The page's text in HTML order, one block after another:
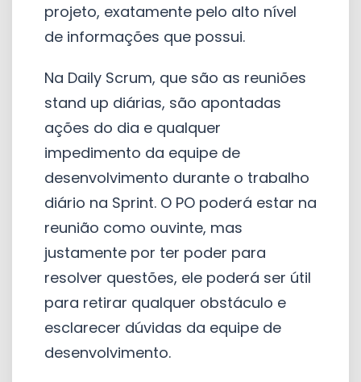
projeto, exatamente pelo alto nível
de informações que possui.
Na Daily Scrum, que são as reuniões
stand up diárias, são apontadas
ações do dia e qualquer
impedimento da equipe de
desenvolvimento durante o trabalho
diário na Sprint. O PO poderá estar na
reunião como ouvinte, mas
justamente por ter poder para
resolver questões, ele poderá ser útil
para retirar qualquer obstáculo e
esclarecer dúvidas da equipe de
desenvolvimento.